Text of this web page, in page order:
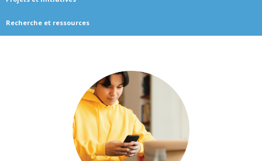
Recherche et ressources